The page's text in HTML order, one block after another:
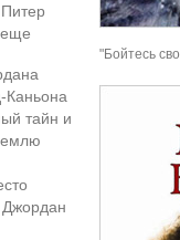
Каньона
тайн и
"Бойтесь